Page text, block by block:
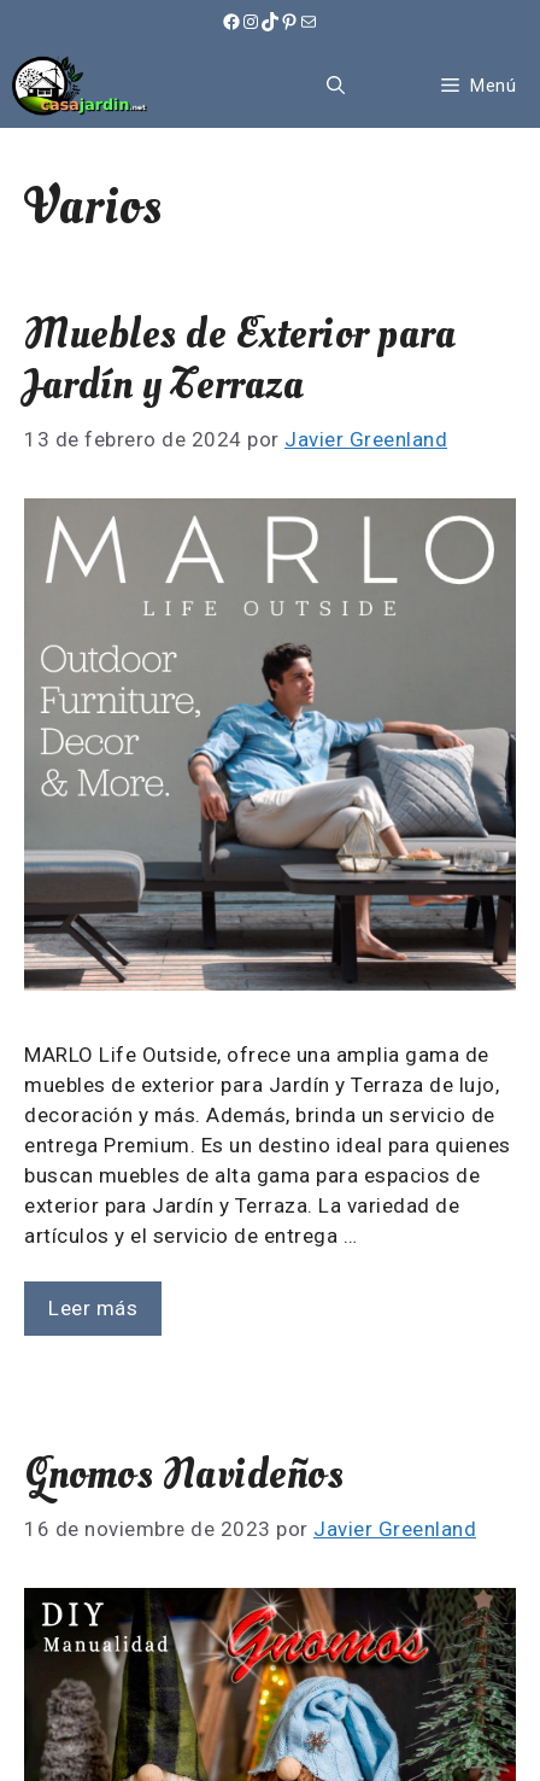
contenido
Facebook
Instagram
TikTok
Pinterest
Correo electrónico
Menú
Varios
Muebles de Exterior para
Jardín y Terraza
13 de febrero de 2024 por Javier Greenland
MARLO Life Outside, ofrece una amplia gama de
muebles de exterior para Jardín y Terraza de lujo,
decoración y más. Además, brinda un servicio de
entrega Premium. Es un destino ideal para quienes
buscan muebles de alta gama para espacios de
exterior para Jardín y Terraza. La variedad de
artículos y el servicio de entrega …
Leer más
Gnomos Navideños
16 de noviembre de 2023 por Javier Greenland